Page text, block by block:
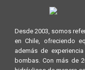
Desde 2003, somos
en Chile, ofreciendo
además de
bombas. Con más de